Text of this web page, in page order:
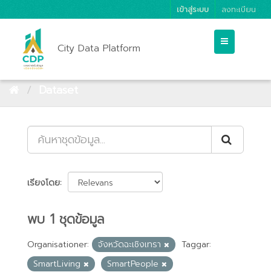
เข้าสู่ระบบ ลงทะเบียน
City Data Platform
เรียงโดย
พบ 1 ชุดข้อมูล
Organisationer: จังหวัดฉะเชิงเทรา
Taggar:
SmartLiving
SmartPeople